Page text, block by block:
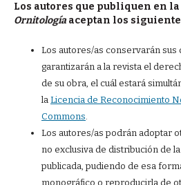
Los autores que publiquen en la
Ornitologíaaceptan los
Los autores/as conservarán sus
garantizarán a la revista el
de su obra, el cuál estará
la Licencia de Reconocimiento
Commons
Los autores/as podrán adoptar
no exclusiva de distribución de
publicada, pudiendo de esa
monográfico o reproducirla de